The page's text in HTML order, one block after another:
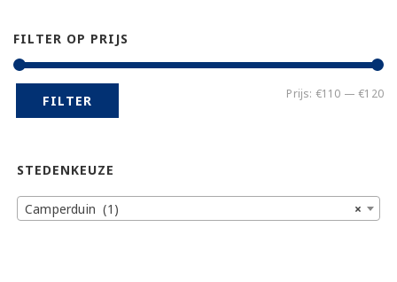
FILTER OP PRIJS
FILTER Prijs: €110 —€120
STEDENKEUZE
×
Camperduin (1)